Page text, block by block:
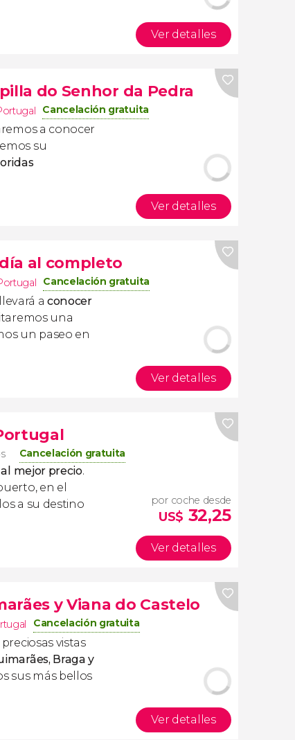
Ver detalles
do Senhor da Pedra
Cancelación gratuita
a conocer
su
Ver detalles
al completo
Cancelación gratuita
a conocer
una
un paseo en
Ver detalles
Cancelación gratuita
mejor precio.
en el
a su destino
por coche desde
US$ 32,25
Ver detalles
y Viana do Castelo
Cancelación gratuita
vistas
Braga y
sus más bellos
Ver detalles